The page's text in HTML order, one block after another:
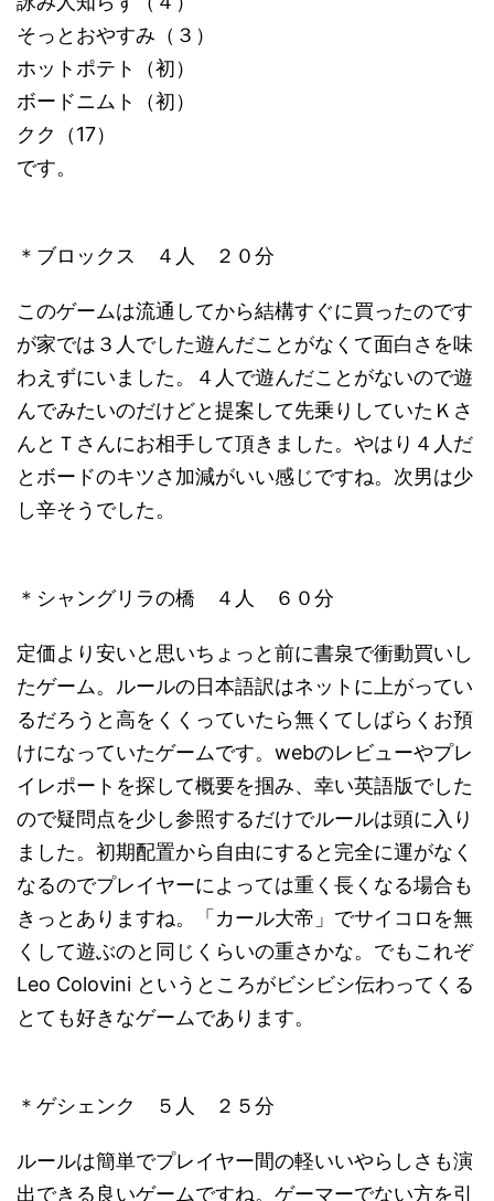
そっとおやすみ（３）
ホットポテト（初）
ボードニムト（初）
クク（17）
です。
＊ブロックス ４人 ２０分
このゲームは流通してから結構すぐに買ったのです
が家では３人でした遊んだことがなくて面白さを味
わえずにいました。４人で遊んだことがないので遊
んでみたいのだけどと提案して先乗りしていたＫさ
んとＴさんにお相手して頂きました。やはり４人だ
とボードのキツさ加減がいい感じですね。次男は少
し辛そうでした。
＊シャングリラの橋 ４人 ６０分
定価より安いと思いちょっと前に書泉で衝動買いし
たゲーム。ルールの日本語訳はネットに上がってい
るだろうと高をくくっていたら無くてしばらくお預
けになっていたゲームです。webのレビューやプレ
イレポートを探して概要を掴み、幸い英語版でした
ので疑問点を少し参照するだけでルールは頭に入り
ました。初期配置から自由にすると完全に運がなく
なるのでプレイヤーによっては重く長くなる場合も
きっとありますね。「カール大帝」でサイコロを無
くして遊ぶのと同じくらいの重さかな。でもこれぞ
Leo Colovini というところがビシビシ伝わってくる
とても好きなゲームであります。
＊ゲシェンク ５人 ２５分
ルールは簡単でプレイヤー間の軽いいやらしさも演
出できる良いゲームですね。ゲーマーでない方を引